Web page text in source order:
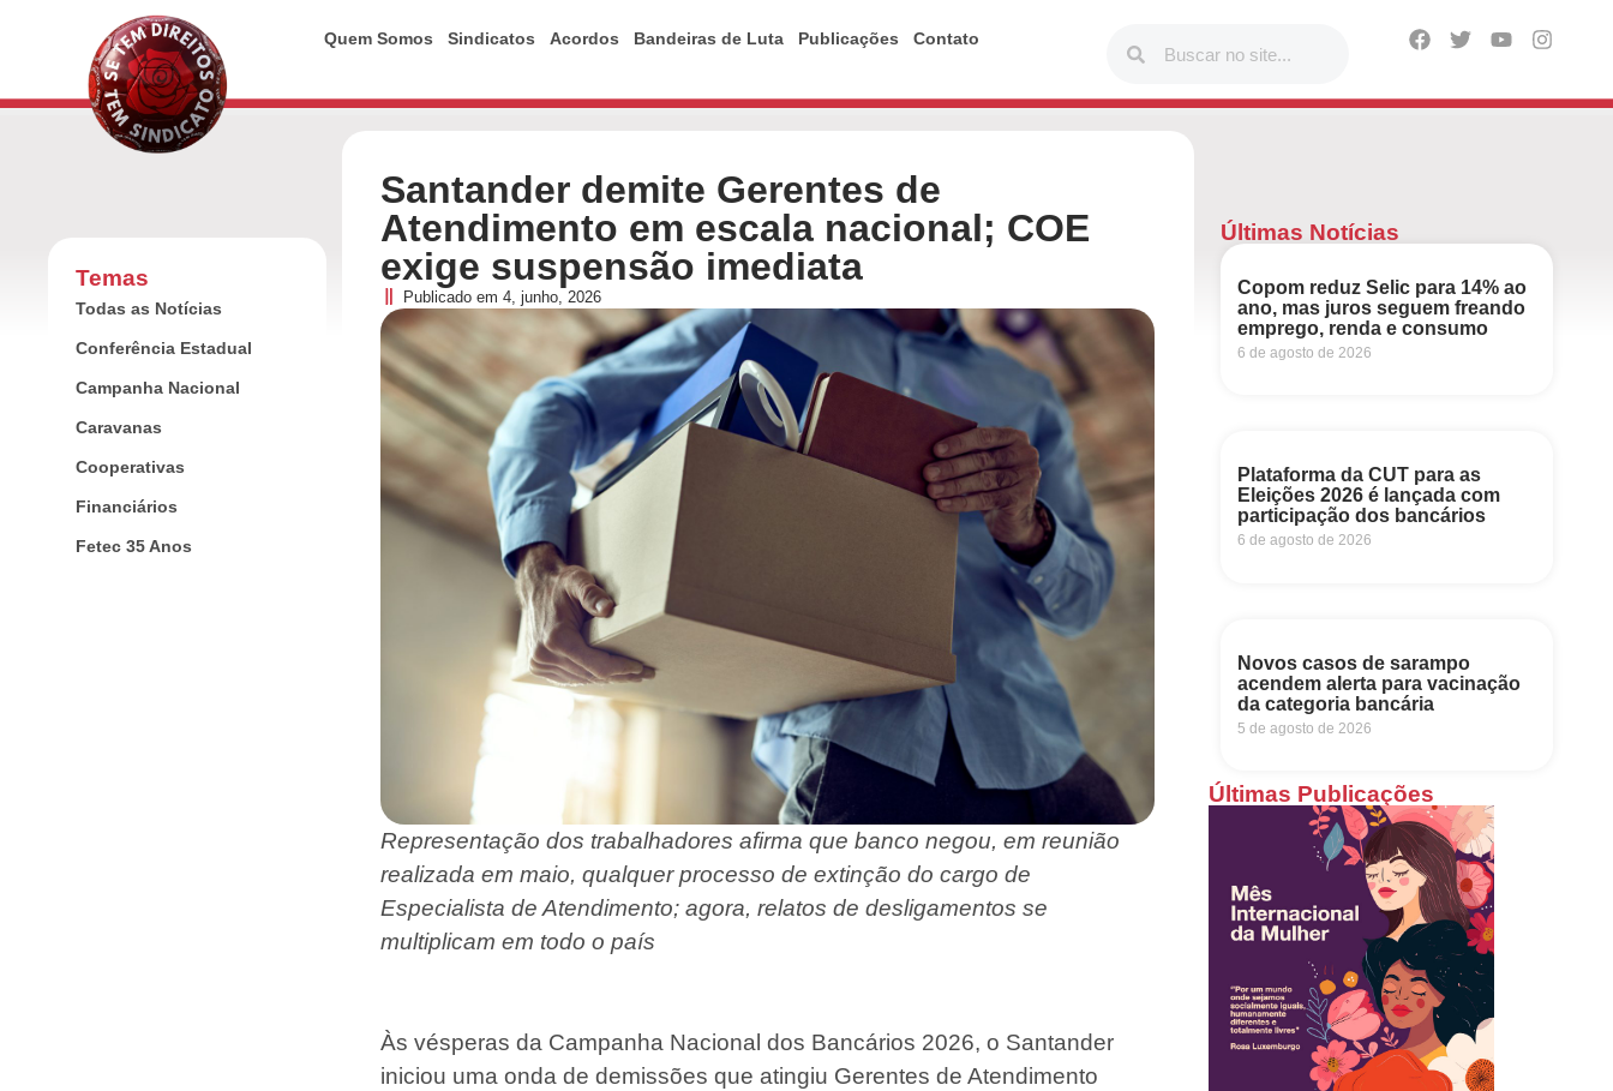
Quem Somos Sindicatos Acordos Bandeiras de Luta Publicações Contato
Temas
Todas as Notícias
Conferência Estadual
Campanha Nacional
Caravanas
Cooperativas
Financiários
Fetec 35 Anos
Santander demite Gerentes de
Atendimento em escala nacional; COE
exige suspensão imediata
Publicado em4, junho, 2026
Representação dos trabalhadores afirma que banco negou, em reunião
realizada em maio, qualquer processo de extinção do cargo de
Especialista de Atendimento; agora, relatos de desligamentos se
multiplicam em todo o país
Às vésperas da Campanha Nacional dos Bancários 2026, o Santander
iniciou uma onda de demissões que atingiu Gerentes de Atendimento
Últimas Notícias
Copom reduz Selic para 14% ao
ano, mas juros seguem freando
emprego, renda e consumo
6 de agosto de 2026
Plataforma da CUT para as
Eleições 2026 é lançada com
participação dos bancários
6 de agosto de 2026
Novos casos de sarampo
acendem alerta para vacinação
da categoria bancária
5 de agosto de 2026
Últimas Publicações